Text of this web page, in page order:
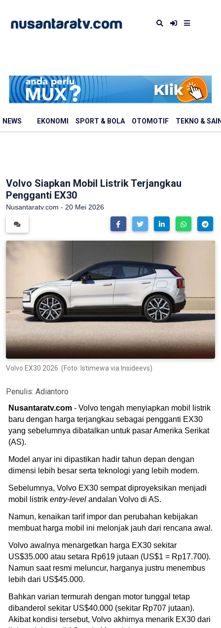
NEWS EKONOMI SPORT & BOLA OTOMOTIF TEKNO &
Volvo Siapkan Mobil Listrik Terjangkau
Pengganti EX30
Nusantaratv.com - 20 Mei 2026
Volvo EX30 2026. (Foto: Istimewa via Insideevs)
Penulis: Adiantoro
Nusantaratv.com - Volvo tengah menyiapkan mobil listrik
baru dengan harga terjangkau sebagai pengganti EX30
yang sebelumnya dibatalkan untuk pasar Amerika Serikat
(AS).
Model anyar ini dipastikan hadir tahun depan dengan
dimensi lebih besar serta teknologi yang lebih modern.
Sebelumnya, Volvo EX30 sempat diproyeksikan menjadi
mobil listrik entry-level andalan Volvo di AS.
Namun, kenaikan tarif impor dan perubahan kebijakan
membuat harga mobil ini melonjak jauh dari rencana awal.
Volvo awalnya menargetkan harga EX30 sekitar
US$35.000 atau setara Rp619 jutaan (US$1 = Rp17.700).
Namun saat resmi meluncur, harganya justru menembus
lebih dari US$45.000.
Bahkan varian termurah dengan motor tunggal tetap
dibanderol sekitar US$40.000 (sekitar Rp707 jutaan).
Akibat kondisi tersebut, Volvo akhirnya menarik EX30 dari